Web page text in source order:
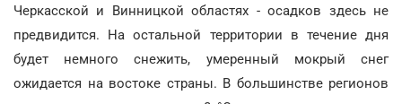
Черкасской и Винницкой областях - осадков здесь не
предвидится. На остальной территории в течение дня
будет немного снежить, умеренный мокрый снег
ожидается на востоке страны. В большинстве регионов